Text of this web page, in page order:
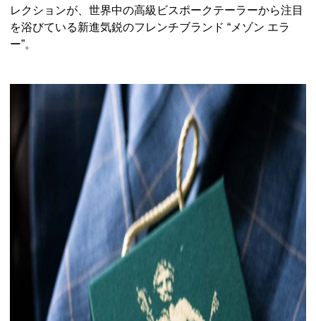
レクションが、世界中の高級ビスポークテーラーから注目
を浴びている新進気鋭のフレンチブランド “メゾン エラ
ー”。